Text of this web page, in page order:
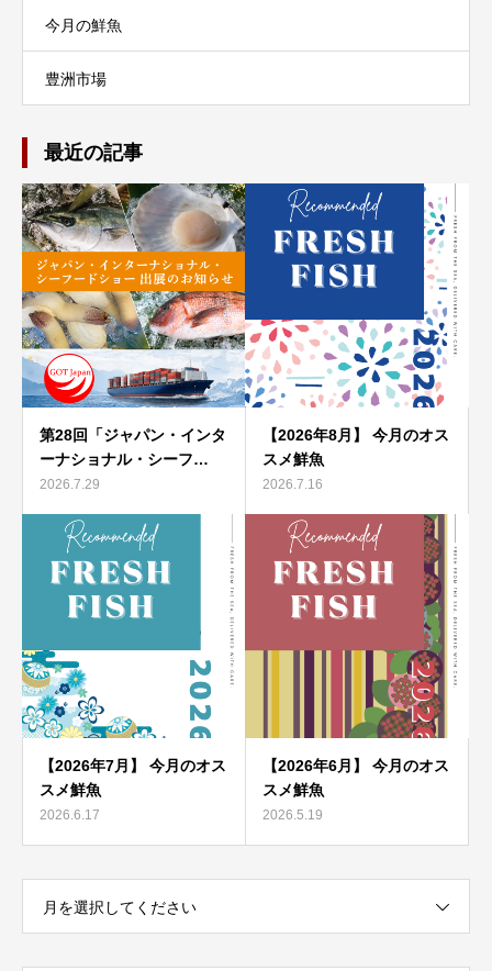
今月の鮮魚
豊洲市場
最近の記事
第28回「ジャパン・インタ
ーナショナル・シーフ…
2026.7.29
【2026年8月】 今月のオス
スメ鮮魚
2026.7.16
【2026年7月】 今月のオス
スメ鮮魚
2026.6.17
【2026年6月】 今月のオス
スメ鮮魚
2026.5.19
月を選択してください